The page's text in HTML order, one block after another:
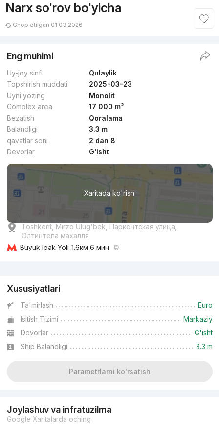
Narx so'rov bo'yicha
Chop etilgan 01.03.2026
Eng muhimi
Uy-joy sinfi
Qulaylik
Topshirish muddati
2025-03-23
Uyni yozing
Monolit
Complex area
17 000 m²
Bezatish
Qoralama
Balandligi
3.3 m
qavatlar soni
2 dan 8
Devorlar
G'isht
Xaritada ko'rish
Toshkent, Mirzo Ulug'bek, Паркентская улица,
Олтинтепа махалля
Buyuk Ipak Yoli 1.6км 6 мин
Xususiyatlari
Ta'mirlash
Euro
Isitish Tizimi
Markaziy
Devorlar
G'isht
Ship Balandligi
3.3 m
Parametrlarni ko'rsatish
Joylashuv va infratuzilma
Google Xaritalarda oching